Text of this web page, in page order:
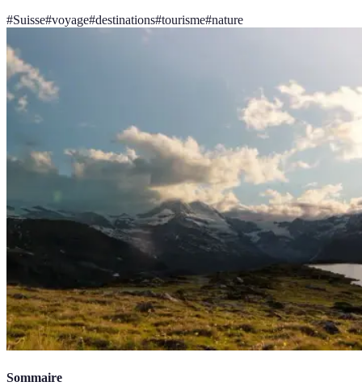
#Suisse#voyage#destinations#tourisme#nature
Sommaire